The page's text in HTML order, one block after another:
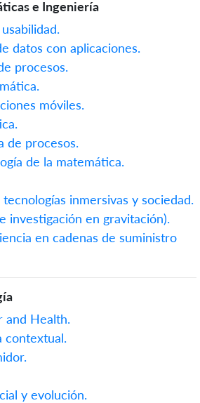
e Ingeniería
datos con aplicaciones.
procesos.
móviles.
de procesos.
de la matemática.
inmersivas y sociedad.
investigación en gravitación).
en cadenas de suministro
and Health.
contextual.
y evolución.